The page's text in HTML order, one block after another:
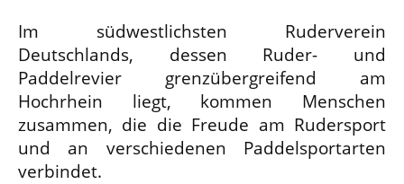
Im südwestlichsten Ruderverein
Deutschlands, dessen Ruder- und
Paddelrevier grenzübergreifend am
Hochrhein liegt, kommen Menschen
zusammen, die die Freude am Rudersport
und an verschiedenen Paddelsportarten
verbindet.